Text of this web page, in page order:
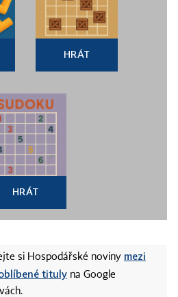
HRÁT
HRÁT
si Hospodářské noviny mezi
tituly na Google